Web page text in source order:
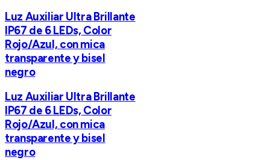
Luz Auxiliar Ultra Brillante
IP67 de 6 LEDs, Color
Rojo/Azul, con mica
transparente y bisel
negro
Luz Auxiliar Ultra Brillante
IP67 de 6 LEDs, Color
Rojo/Azul, con mica
transparente y bisel
negro